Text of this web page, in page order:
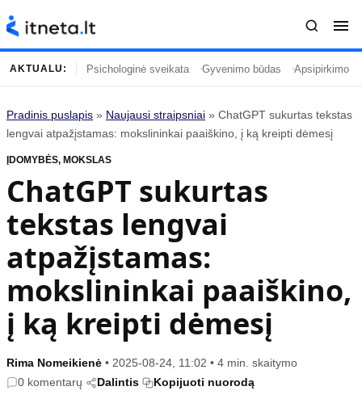
Turinys
Naujausi straipsniai
Gyvenimas
Įdomybės
Mada
Mokslas
Namai ir interjeras
Temos
Kulinarija
Technologijos
Gyvenimo būdas
Vasaros mada
Tėvai ir vaikai
Populiaru
Kultūra
Sodas ir daržas
Informacija
Etikos politika
Klaidų taisymo politika
AKTUALU: Psichologinė sveikata Gyvenimo būdas Apsipirkimo
Pradinis puslapis » Naujausi straipsniai » ChatGPT sukurtas tekstas
lengvai atpažįstamas: mokslininkai paaiškino, į ką kreipti dėmesį
ĮDOMYBĖS, MOKSLAS
ChatGPT sukurtas
tekstas lengvai
atpažįstamas:
mokslininkai paaiškino,
į ką kreipti dėmesį
Rima Nomeikienė • 2025-08-24, 11:02 • 4 min. skaitymo
0 komentarų
Dalintis Kopijuoti nuorodą